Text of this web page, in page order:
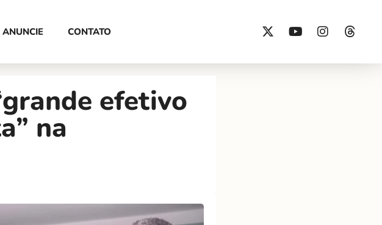
ANUNCIE CONTATO
efetivo
na